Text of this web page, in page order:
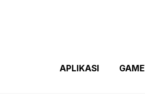
APLIKASI GAME